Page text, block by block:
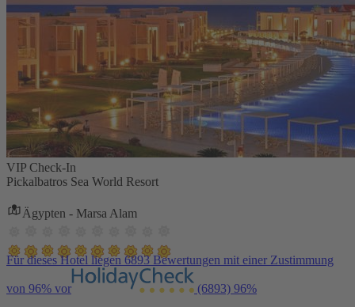
VIP Check-In
Pickalbatros Sea World Resort
Ägypten - Marsa Alam
Für dieses Hotel liegen 6893 Bewertungen mit einer Zustimmung
von 96% vor (6893) 96%